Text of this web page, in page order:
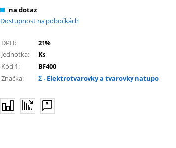
na dotaz
Dostupnost na pobočkách
DPH:
21%
Jednotka:
Ks
Kód 1:
BF400
Značka:
Σ - Elektrotvarovky a tvarovky natupo